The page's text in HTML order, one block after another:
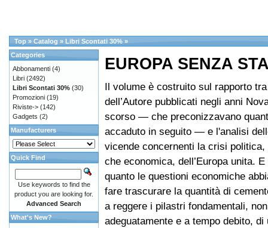
Top » Catalog » Libri Scontati 30% »
EUROPA SENZA
Il volume è costruito sul rapporto
dell’Autore pubblicati negli anni
scorso — che preconizzavano
accaduto in seguito — e l'analisi
vicende concernenti la crisi politica,
che economica, dell’Europa unita.
quanto le questioni economiche
fare trascurare la quantità di
a reggere i pilastri fondamentali,
adeguatamente e a tempo debito, di
Categories
Abbonamenti (4)
Libri (2492)
Libri Scontati 30% (30)
Promozioni (19)
Riviste-> (142)
Gadgets (2)
Manufacturers
Quick Find
Use keywords to find the
product you are looking for.
Advanced Search
What's New?